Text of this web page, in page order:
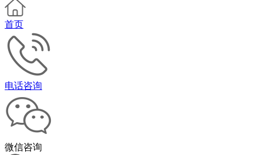
首页
电话咨询
微信咨询